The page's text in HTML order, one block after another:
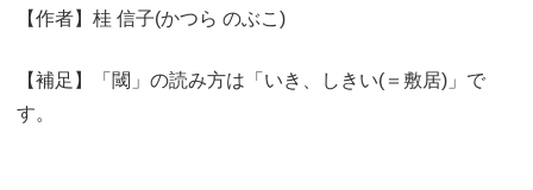
【作者】桂 信子(かつら のぶこ)
【補足】「閾」の読み方は「いき、しきい(＝敷居)」で
す。